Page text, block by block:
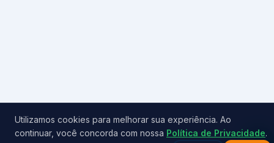
Utilizamos cookies para melhorar sua experiência. Ao
continuar, você concorda com nossa Política de Privacidade.